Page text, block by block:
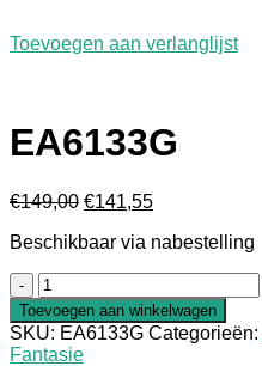
Toevoegen aan verlanglijst
EA6133G
€149,00 Oorspronkelijke
was:
€141,55Huidige
is:
Beschikbaar via nabestelling
EA6133G
aantal
Toevoegen aan winkelwagen
SKU: EA6133G Categorieën:
Fantasie